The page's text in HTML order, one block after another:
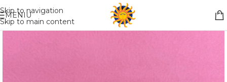
Skip to navigation
Skip to main content
Nemokamas pristatymas į paštomatą apsiperkant už 30€!!
MENIU